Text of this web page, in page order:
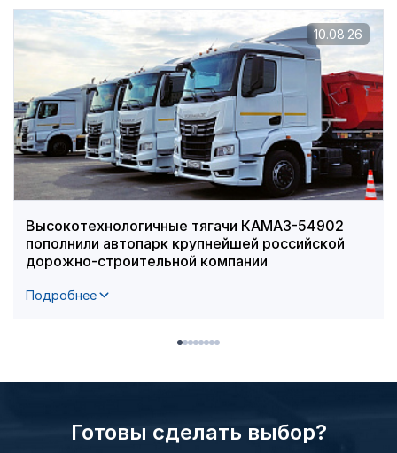
Высокотехнологичные тягачи КАМАЗ-54902
пополнили автопарк крупнейшей российской
дорожно-строительной компании
Подробнее
10.08.26
Готовы сделать выбор?